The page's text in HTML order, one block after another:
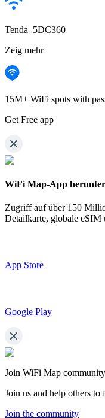
Tenda_5DC360
Zeig mehr
15M+ WiFi spots with
Get Free app
WiFi Map-App
Zugriff auf über 150
Detailkarte, globale eSIM
App Store
Google Play
Join WiFi Map community
Join us and help others to
Join the community